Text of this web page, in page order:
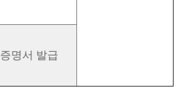
증명서 발급